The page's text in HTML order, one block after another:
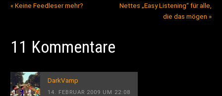
«Keine Feedleser mehr?
Nettes „Easy Listening“ für alle,
die das mögen »
11 Kommentare
DarkVamp
14. FEBRUAR 2009 UM 22:08